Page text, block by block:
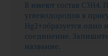
Б имеют состав C3H4.
углеводородов в
Hg2+образуется одно
соединение.
название.